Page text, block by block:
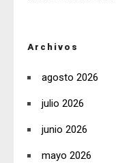
Archivos
agosto 2026
julio 2026
junio 2026
mayo 2026